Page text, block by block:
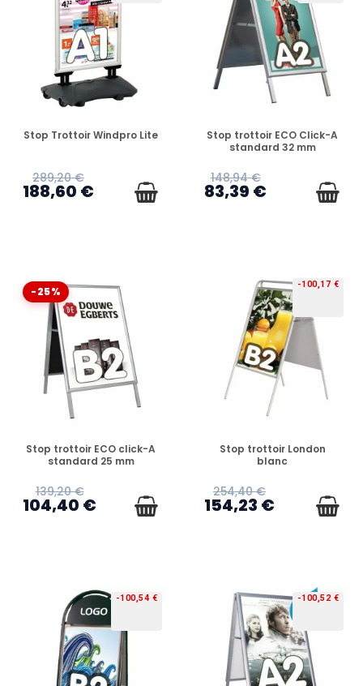
PRÉCOMMANDE
Stop Trottoir Windpro Lite
289,20 €
188,60 €
PRÉCOMMANDE
Stop trottoir ECO Click-A
standard 32 mm
148,94 €
83,39 €
-25%
PRÉCOMMANDE
Stop trottoir ECO click-A
standard 25 mm
139,20 €
104,40 €
-100,17 €
PRÉCOMMANDE
Stop trottoir London
blanc
254,40 €
154,23 €
-100,54 € -100,52 €